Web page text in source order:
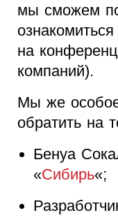
мы сможем
на
компаний).
Мы же
обратить на
Бенуа
«Сибирь«;